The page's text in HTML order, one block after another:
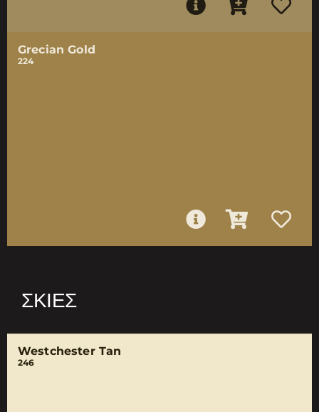
Grecian Gold
224
ΣΚΙΈΣ
Westchester Tan
246